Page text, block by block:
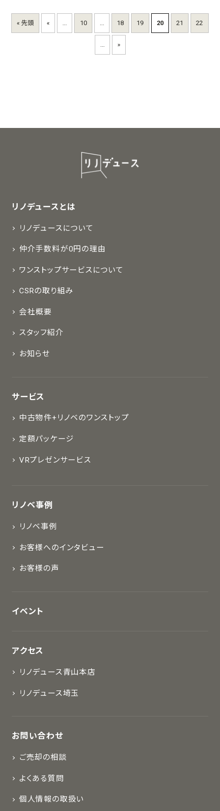
« 先頭 « 10 18 19 20 21 22
»
リノデュースとは
リノデュースについて
仲介手数料が0円の理由
ワンストップサービスについて
CSRの取り組み
会社概要
スタッフ紹介
お知らせ
サービス
中古物件+リノベのワンストップ
定額パッケージ
VRプレゼンサービス
リノベ事例
リノベ事例
お客様へのインタビュー
お客様の声
イベント
アクセス
リノデュース青山本店
リノデュース埼玉
お問い合わせ
ご売却の相談
よくある質問
個人情報の取扱い